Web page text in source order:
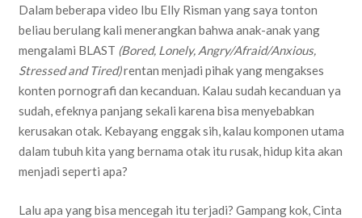
Dalam beberapa video Ibu Elly Risman yang saya tonton
beliau berulang kali menerangkan bahwa anak-anak yang
mengalami BLAST (Bored, Lonely, Angry/Afraid/Anxious,
Stressed and Tired)rentan menjadi pihak yang mengakses
konten pornografi dan kecanduan. Kalau sudah kecanduan ya
sudah, efeknya panjang sekali karena bisa menyebabkan
kerusakan otak. Kebayang enggak sih, kalau komponen utama
dalam tubuh kita yang bernama otak itu rusak, hidup kita akan
menjadi seperti apa?
Lalu apa yang bisa mencegah itu terjadi? Gampang kok, Cinta